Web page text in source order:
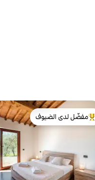
من أبرز البيوت المفضّلة لدى الضيوف
مفضّل لدى الضيوف